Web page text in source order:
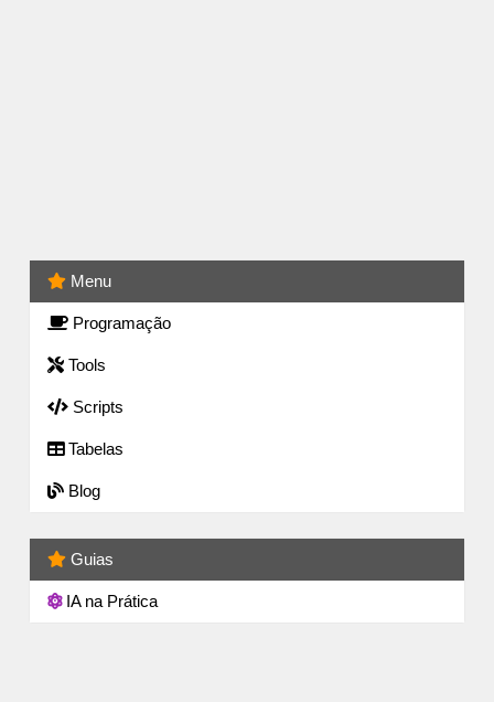
Menu
Programação
Tools
Scripts
Tabelas
Blog
Guias
IA na Prática